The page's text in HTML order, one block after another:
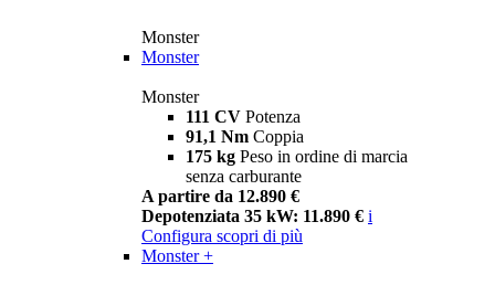
Monster
Monster
Monster
111 CV Potenza
91,1 Nm Coppia
175 kg Peso in ordine di marcia
senza carburante
A partire da 12.890 €
Depotenziata 35 kW: 11.890 € i
Configura scopri di più
Monster +